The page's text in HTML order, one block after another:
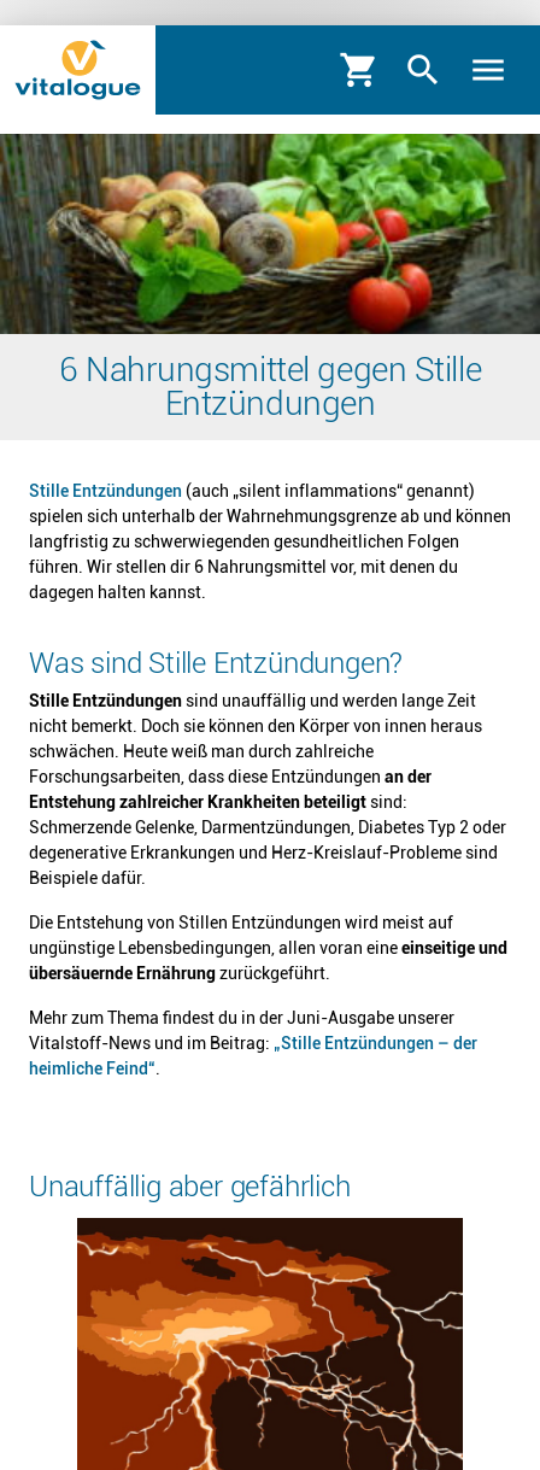
shopping_cart search menu
6 Nahrungsmittel gegen Stille
Entzündungen
Stille Entzündungen (auch „silent inflammations“ genannt)
spielen sich unterhalb der Wahrnehmungsgrenze ab und können
langfristig zu schwerwiegenden gesundheitlichen Folgen
führen. Wir stellen dir 6 Nahrungsmittel vor, mit denen du
dagegen halten kannst.
Was sind Stille Entzündungen?
Stille Entzündungensind unauffällig und werden lange Zeit
nicht bemerkt. Doch sie können den Körper von innen heraus
schwächen. Heute weiß man durch zahlreiche
Forschungsarbeiten, dass diese Entzündungen an der
Entstehung zahlreicher Krankheiten beteiligtsind:
Schmerzende Gelenke, Darmentzündungen, Diabetes Typ 2 oder
degenerative Erkrankungen und Herz-Kreislauf-Probleme sind
Beispiele dafür.
Die Entstehung von Stillen Entzündungen wird meist auf
ungünstige Lebensbedingungen, allen voran eineeinseitige und
übersäuernde Ernährungzurückgeführt.
Mehr zum Thema findest du in der Juni-Ausgabe unserer
Vitalstoff-News und im Beitrag: „Stille Entzündungen – der
heimliche Feind“.
Unauffällig aber gefährlich